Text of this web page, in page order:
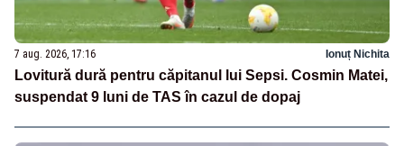
7 aug. 2026, 17:16 Ionuț Nichita
Lovitură dură pentru căpitanul lui Sepsi. Cosmin Matei,
suspendat 9 luni de TAS în cazul de dopaj